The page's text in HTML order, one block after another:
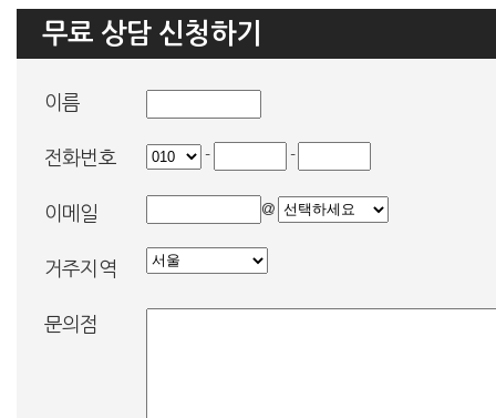
무료 상담 신청하기
- -
@
이름
전화번호
이메일
거주지역
문의점